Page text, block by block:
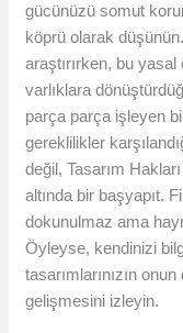
gücünüzü somut
köprü olarak düşünün.
araştırırken, bu
varlıklara
parça parça işleyen
gereklilikler
değil, Tasarım
altında bir başyapıt.
dokunulmaz ama
Öyleyse, kendinizi
tasarımlarınızın
gelişmesini izleyin.